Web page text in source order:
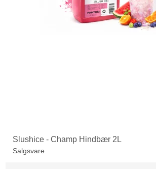
Slushice - Champ Hindbær 2L
Salgsvare